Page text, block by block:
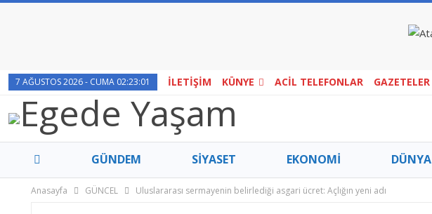
7 AĞUSTOS 2026 - CUMA 02:23:01 İLETİŞİM KÜNYE ACİL TELEFONLAR GAZETELER
GÜNDEM SİYASET EKONOMİ DÜNYA
Anasayfa GÜNCEL Uluslararası sermayenin belirlediği asgari ücret: Açlığın yeni adı